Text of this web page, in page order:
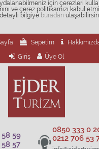
için çerezleri
ve çerez politikamızı kabul
bilgiye buradan
Sepetim
Giriş
Üye Ol
58 59
58 57
0850 333 0
0212 706 53